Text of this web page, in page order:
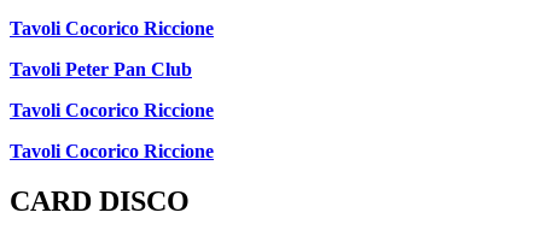
Tavoli Cocorico Riccione
Tavoli Peter Pan Club
Tavoli Cocorico Riccione
Tavoli Cocorico Riccione
CARD DISCO